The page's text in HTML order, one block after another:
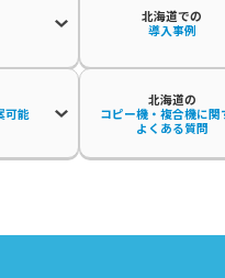
北海道での
導入事例
可能
北海道の
コピー機・複合機に関
よくある質問